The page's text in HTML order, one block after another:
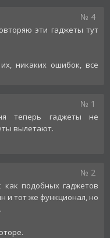
№ 4
эти гаджеты тут
никаких ошибок, все
№ 1
теперь гаджеты не
вылетают.
№ 2
подобных гаджетов
и тот же функционал, но